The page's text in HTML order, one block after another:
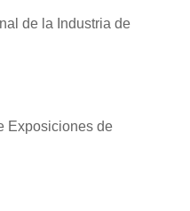
de la Industria de
Exposiciones de